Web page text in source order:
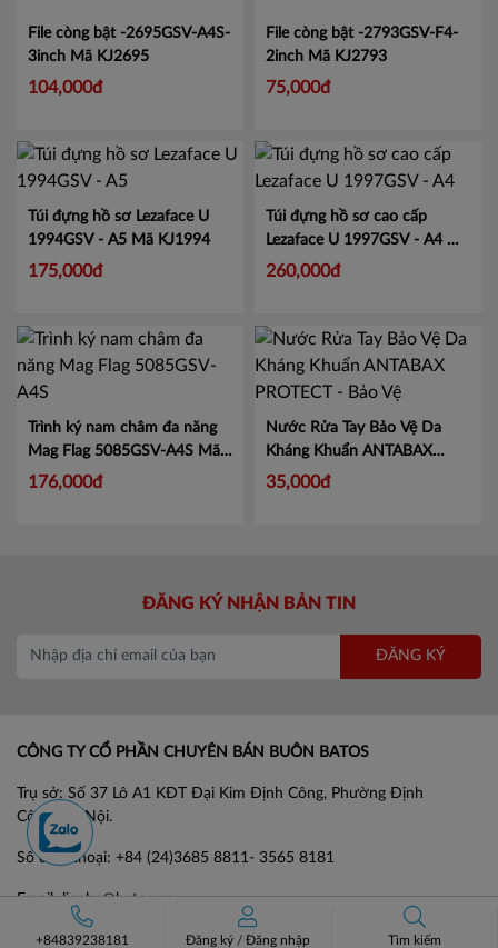
File còng bật -2695GSV-A4S-
3inch Mã KJ2695
104,000đ
File còng bật -2793GSV-F4-
2inch Mã KJ2793
75,000đ
Túi đựng hồ sơ Lezaface U
1994GSV - A5 Mã KJ1994
175,000đ
Túi đựng hồ sơ cao cấp
Lezaface U 1997GSV - A4 Mã
KJ1997
260,000đ
Trình ký nam châm đa năng
Mag Flag 5085GSV-A4S Mã
KJ5085
176,000đ
Nước Rửa Tay Bảo Vệ Da
Kháng Khuẩn ANTABAX
PROTECT - Bảo Vệ
35,000đ
ĐĂNG KÝ NHẬN BẢN TIN
ĐĂNG KÝ
CÔNG TY CỔ PHẦN CHUYÊN BÁN BUÔN BATOS
Trụ sở: Số 37 Lô A1 KĐT Đại Kim Định Công, Phường Định
Công, Hà Nội.
Số điện thoại: +84 (24)3685 8811- 3565 8181
Email: lienhe@batos.vn
Mã số thuế: 0102806631
+84839238181 Đăng ký /Đăng nhập Tìm kiếm